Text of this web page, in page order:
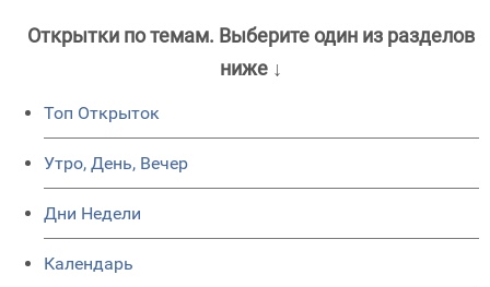
Открытки по темам. Выберите один из разделов
ниже ↓
Топ Открыток
Утро, День, Вечер
Дни Недели
Календарь